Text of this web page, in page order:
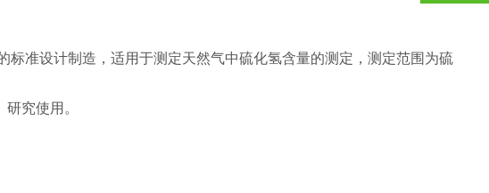
准设计制造，适用于测定天然气中硫化氢含量的测定，测定范围为硫
究使用。